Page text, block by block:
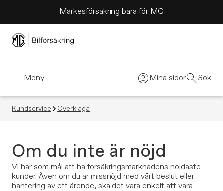
Märkesförsäkring bara för MG
Meny Mina sidor Sök
Kundservice Överklaga
Om du inte är nöjd
Vi har som mål att ha försäkringsmarknadens nöjdaste
kunder. Även om du är missnöjd med vårt beslut eller
hantering av ett ärende, ska det vara enkelt att vara